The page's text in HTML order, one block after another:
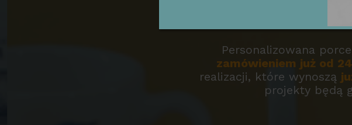
Personalizowana
zamówieniem już od
realizacji, które wynoszą
projekty będą